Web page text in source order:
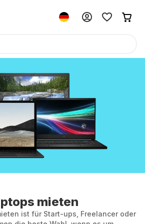
mieten
ist für Start-ups, Freelancer oder